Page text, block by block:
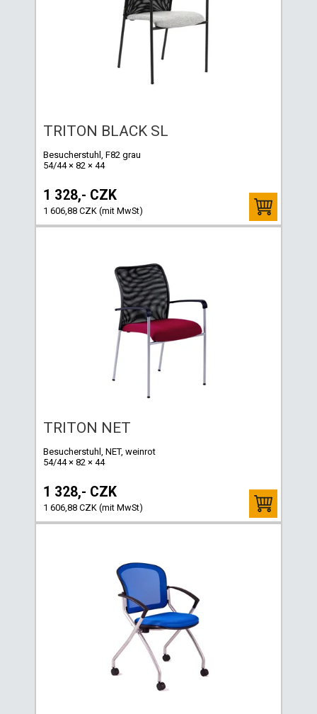
TRITON BLACK SL
Besucherstuhl, F82 grau
54/44 × 82 × 44
1 328,- CZK
1 606,88 CZK (mit MwSt)
TRITON NET
Besucherstuhl, NET, weinrot
54/44 × 82 × 44
1 328,- CZK
1 606,88 CZK (mit MwSt)